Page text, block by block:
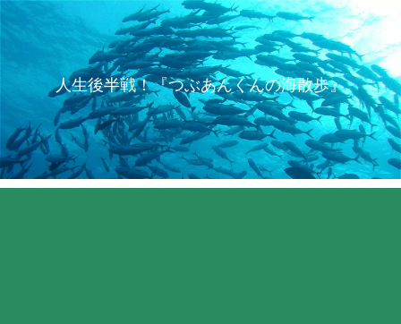
人生後半戦！『つぶあんくんの海散歩』